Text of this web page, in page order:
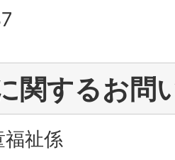
関するお問
祉係